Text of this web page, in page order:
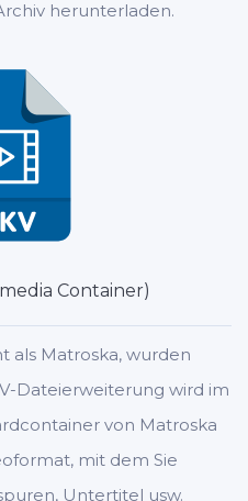
herunterladen.
Container)
als Matroska, wurden
Dateierweiterung wird im
von Matroska
mit dem Sie
Untertitel usw.